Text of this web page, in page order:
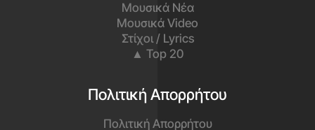
Μουσικά Νέα
Μουσικά Video
Στίχοι / Lyrics
▲ Top 20
Πολιτική Απορρήτου
Πολιτική Απορρήτου